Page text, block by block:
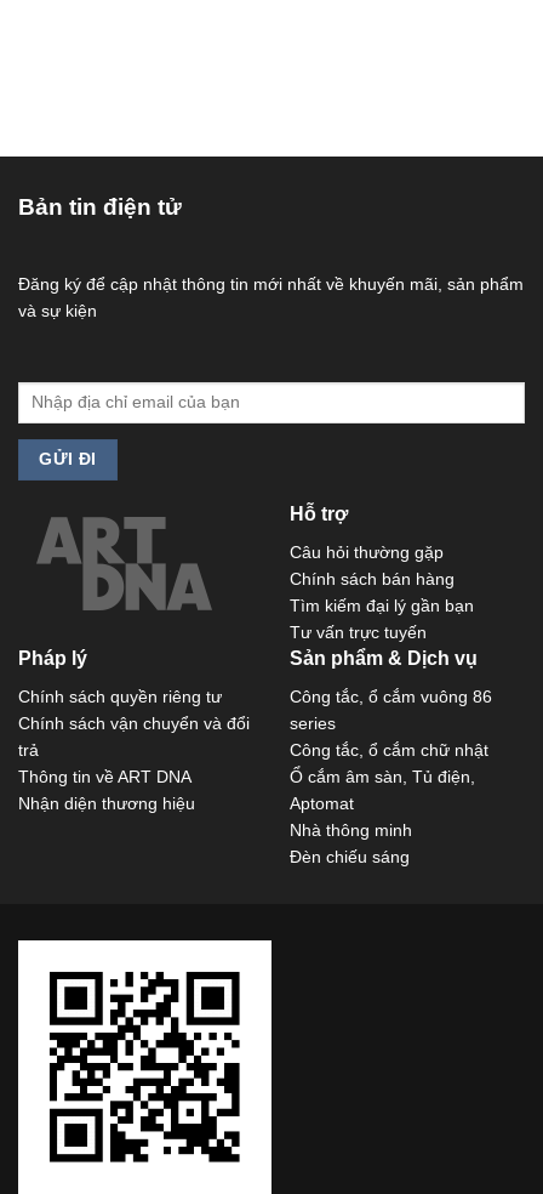
Bản tin điện tử
Đăng ký để cập nhật thông tin mới nhất về khuyến mãi, sản phẩm
và sự kiện
Hỗ trợ
Câu hỏi thường gặp
Chính sách bán hàng
Tìm kiếm đại lý gần bạn
Tư vấn trực tuyến
Pháp lý
Chính sách quyền riêng tư
Chính sách vận chuyển và đổi
trả
Thông tin về ART DNA
Nhận diện thương hiệu
Sản phẩm & Dịch vụ
Công tắc, ổ cắm vuông 86
series
Công tắc, ổ cắm chữ nhật
Ổ cắm âm sàn, Tủ điện,
Aptomat
Nhà thông minh
Đèn chiếu sáng